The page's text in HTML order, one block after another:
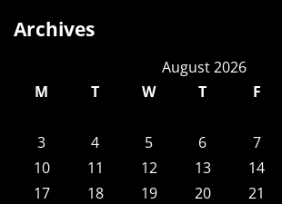
Archives
August 2026
M
T W T F
3
4 5 6 7
10
11 12 13 14
17
18 19 20 21